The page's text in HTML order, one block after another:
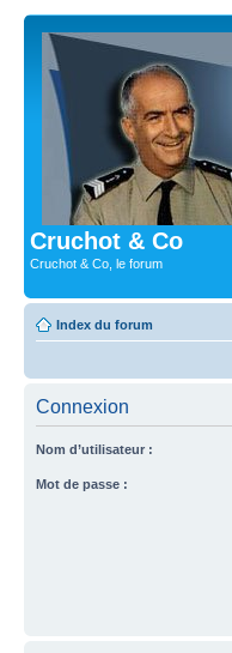
Cruchot & Co
Cruchot & Co, le forum
Index du forum
Connexion
Nom d’utilisateur :
Mot de passe :